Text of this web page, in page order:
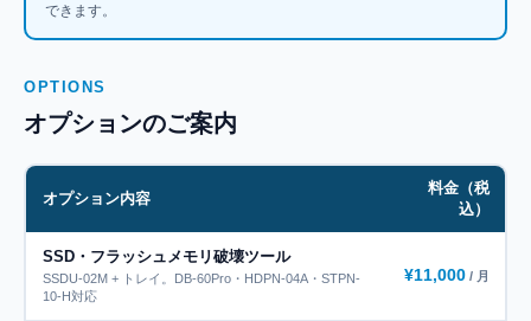
できます。
OPTIONS
オプションのご案内
オプション内容
料金（税
込）
SSD・フラッシュメモリ破壊ツール
SSDU-02M + トレイ。DB-60Pro・HDPN-04A・STPN-
10-H対応
¥11,000/ 月